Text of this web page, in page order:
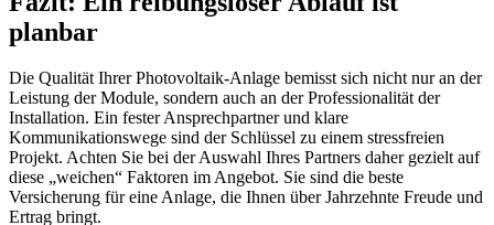
planbar
Die Qualität Ihrer Photovoltaik-Anlage bemisst sich nicht nur an der
Leistung der Module, sondern auch an der Professionalität der
Installation. Ein fester Ansprechpartner und klare
Kommunikationswege sind der Schlüssel zu einem stressfreien
Projekt. Achten Sie bei der Auswahl Ihres Partners daher gezielt auf
diese „weichen“ Faktoren im Angebot. Sie sind die beste
Versicherung für eine Anlage, die Ihnen über Jahrzehnte Freude und
Ertrag bringt.